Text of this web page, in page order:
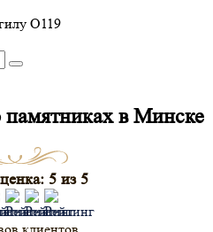
О119
в Минске
5 из 5